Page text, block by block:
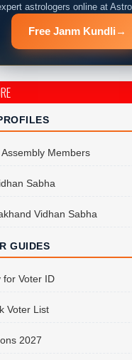
astrologers online at
Free Janm Kundli →
Assembly Members
Sabha
Vidhan Sabha
GUIDES
for Voter ID
Voter List
2027